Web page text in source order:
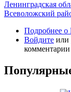
Ленинградская
Всеволожский
Подробнее о
Войдите или
комментарии